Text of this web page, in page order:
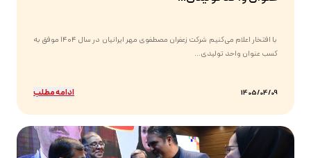
با افتخار اعلام می‌کنیم شرکت زعفران مصطفوی مهر ایرانیان در سال ۱۴۰۴ موفق به
کسب عنوان واحد تولیدی...
1405/04/09 ادامه مطلب